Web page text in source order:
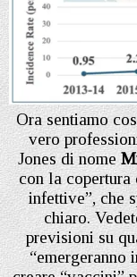
Ora sentiamo
vero
Jones di nome
con la
infettive”, che
chiaro.
previsioni su